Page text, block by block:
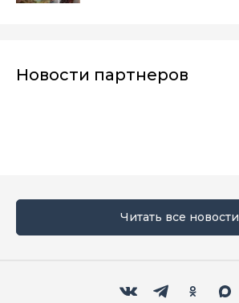
Новости партнеров
Читать все новости